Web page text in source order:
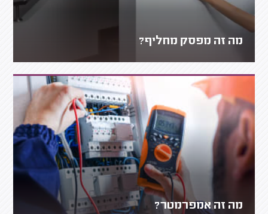
מה זה מפסק מחליף?
מה זה אמפרמטר?